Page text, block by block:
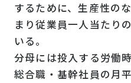
するために、生産性の
まり従業員一人当たり
いる。
分母には投入する労働
総合職・基幹社員の月